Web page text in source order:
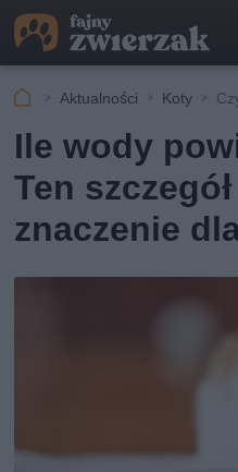
Aktualności Koty
Ile wody
Ten
znaczenie